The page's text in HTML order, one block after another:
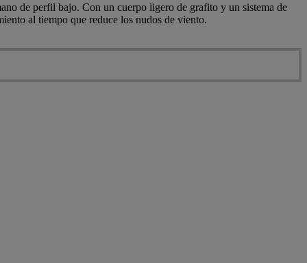
de perfil bajo. Con un cuerpo ligero de grafito y un sistema de
al tiempo que reduce los nudos de viento.